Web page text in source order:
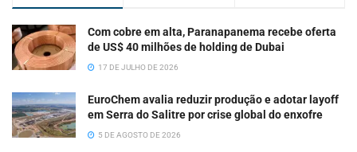
Com cobre em alta, Paranapanema recebe oferta
de US$ 40 milhões de holding de Dubai
17 DE JULHO DE 2026
EuroChem avalia reduzir produção e adotar layoff
em Serra do Salitre por crise global do enxofre
5 DE AGOSTO DE 2026